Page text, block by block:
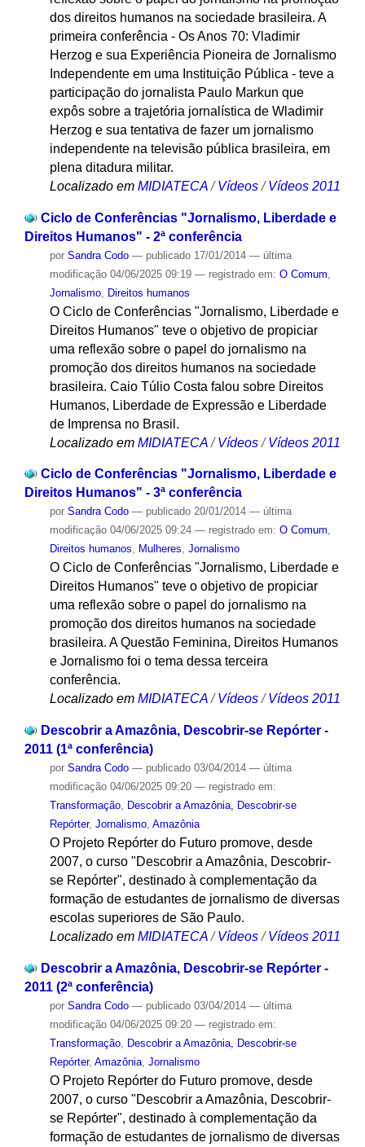
dos direitos humanos na sociedade brasileira. A
primeira conferência - Os Anos 70: Vladimir
Herzog e sua Experiência Pioneira de Jornalismo
Independente em uma Instituição Pública - teve a
participação do jornalista Paulo Markun que
expôs sobre a trajetória jornalística de Wladimir
Herzog e sua tentativa de fazer um jornalismo
independente na televisão pública brasileira, em
plena ditadura militar.
Localizado em MIDIATECA /Vídeos /Vídeos 2011
Ciclo de Conferências "Jornalismo, Liberdade e
Direitos Humanos" - 2ª conferência
por Sandra Codo — publicado17/01/2014 — última
modificação04/06/2025 09:19 — registrado em: O Comum
Jornalismo, Direitos humanos
O Ciclo de Conferências "Jornalismo, Liberdade e
Direitos Humanos" teve o objetivo de propiciar
uma reflexão sobre o papel do jornalismo na
promoção dos direitos humanos na sociedade
brasileira. Caio Túlio Costa falou sobre Direitos
Humanos, Liberdade de Expressão e Liberdade
de Imprensa no Brasil.
Localizado em MIDIATECA /Vídeos /Vídeos 2011
Ciclo de Conferências "Jornalismo, Liberdade e
Direitos Humanos" - 3ª conferência
por Sandra Codo — publicado20/01/2014 — última
modificação04/06/2025 09:24 — registrado em: O Comum,
Direitos humanos, Mulheres, Jornalismo
O Ciclo de Conferências "Jornalismo, Liberdade e
Direitos Humanos" teve o objetivo de propiciar
uma reflexão sobre o papel do jornalismo na
promoção dos direitos humanos na sociedade
brasileira. A Questão Feminina, Direitos Humanos
e Jornalismo foi o tema dessa terceira
conferência.
Localizado em MIDIATECA / Vídeos / Vídeos 2011
Descobrir a Amazônia, Descobrir-se Repórter -
2011 (1ª conferência)
por Sandra Codo — publicado03/04/2014 — última
modificação04/06/2025 09:20 — registrado em:
Transformação, Descobrir a Amazônia, Descobrir-se
Repórter, Jornalismo, Amazônia
O Projeto Repórter do Futuro promove, desde
2007, o curso "Descobrir a Amazônia, Descobrir-
se Repórter", destinado à complementação da
formação de estudantes de jornalismo de diversas
escolas superiores de São Paulo.
Localizado em MIDIATECA /Vídeos /Vídeos 2011
Descobrir a Amazônia, Descobrir-se Repórter -
2011 (2ª conferência)
por Sandra Codo — publicado03/04/2014 — última
modificação04/06/2025 09:20 — registrado em:
Transformação,
Descobrir a Amazônia, Descobrir-se
Repórter, Amazônia, Jornalismo
O Projeto Repórter do Futuro promove, desde
2007, o curso "Descobrir a Amazônia, Descobrir-
se Repórter", destinado à complementação da
formação de estudantes de jornalismo de diversas